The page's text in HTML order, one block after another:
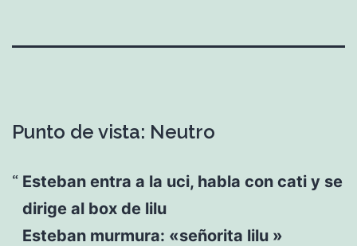
Punto de vista: Neutro
Esteban entra a la uci, habla con cati y se
dirige al box de lilu
Esteban murmura: «señorita lilu »